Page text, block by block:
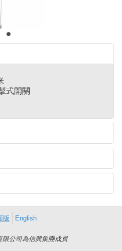
式開關
contents
版 English
限公司為信興集團成員